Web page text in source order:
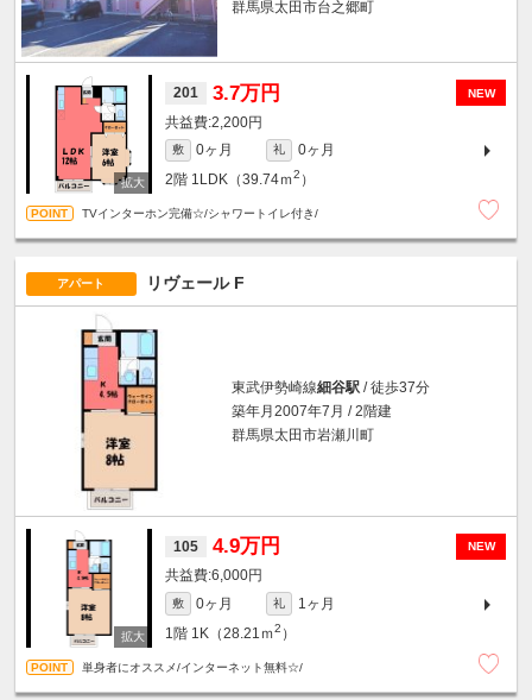
群馬県太田市台之郷町
NEW
201 3.7万円
2,200円
敷 0ヶ月 礼
0ヶ月
2階 1LDK（39.74ｍ2 ）
TVインターホン完備☆/シャワートイレ付き/
アパート リヴェール F
東武伊勢崎線細谷駅 / 徒歩37分
築年月2007年7月 / 2階建
群馬県太田市岩瀬川町
NEW
105 4.9万円
6,000円
敷 0ヶ月 礼
1ヶ月
1階 1K（28.21ｍ2 ）
単身者にオススメ/インターネット無料☆/